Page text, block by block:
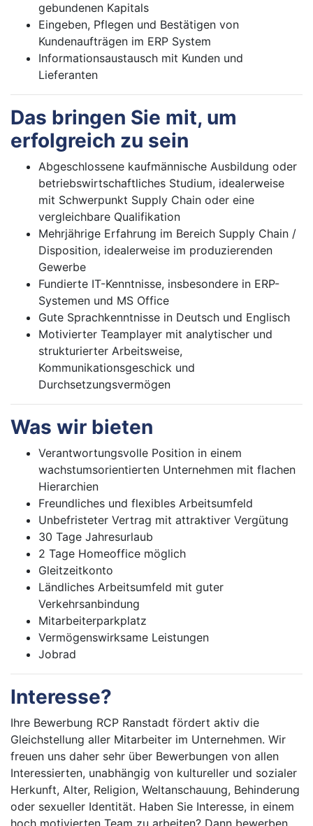
gebundenen Kapitals
Eingeben, Pflegen und Bestätigen von
Kundenaufträgen im ERP System
Informationsaustausch mit Kunden und
Lieferanten
Das bringen Sie mit, um
erfolgreich zu sein
Abgeschlossene kaufmännische Ausbildung oder
betriebswirtschaftliches Studium, idealerweise
mit Schwerpunkt Supply Chain oder eine
vergleichbare Qualifikation
Mehrjährige Erfahrung im Bereich Supply Chain /
Disposition, idealerweise im produzierenden
Gewerbe
Fundierte IT-Kenntnisse, insbesondere in ERP-
Systemen und MS Office
Gute Sprachkenntnisse in Deutsch und Englisch
Motivierter Teamplayer mit analytischer und
strukturierter Arbeitsweise,
Kommunikationsgeschick und
Durchsetzungsvermögen
Was wir bieten
Verantwortungsvolle Position in einem
wachstumsorientierten Unternehmen mit flachen
Hierarchien
Freundliches und flexibles Arbeitsumfeld
Unbefristeter Vertrag mit attraktiver Vergütung
30 Tage Jahresurlaub
2 Tage Homeoffice möglich
Gleitzeitkonto
Ländliches Arbeitsumfeld mit guter
Verkehrsanbindung
Mitarbeiterparkplatz
Vermögenswirksame Leistungen
Jobrad
Interesse?
Ihre Bewerbung RCP Ranstadt fördert aktiv die
Gleichstellung aller Mitarbeiter im Unternehmen. Wir
freuen uns daher sehr über Bewerbungen von allen
Interessierten, unabhängig von kultureller und sozialer
Herkunft, Alter, Religion, Weltanschauung, Behinderung
oder sexueller Identität. Haben Sie Interesse, in einem
hoch motivierten Team zu arbeiten? Dann bewerben